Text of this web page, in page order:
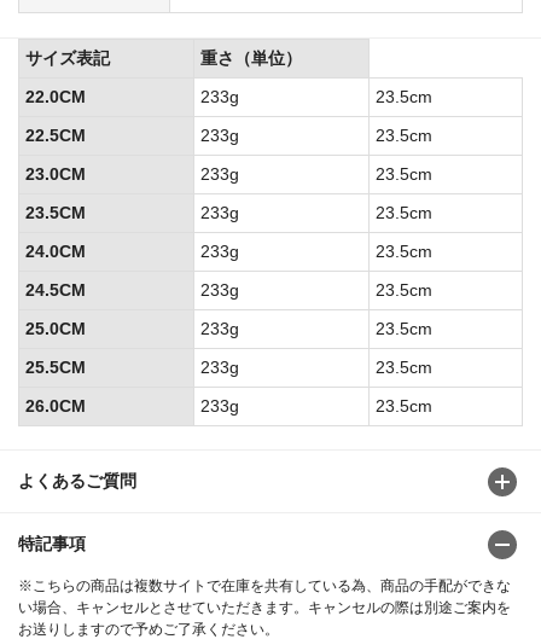
よくあるご質問
特記事項
※こちらの商品は複数サイトで在庫を共有している為、商品の手配ができな
い場合、キャンセルとさせていただきます。キャンセルの際は別途ご案内を
お送りしますので予めご了承ください。
サイズ表記
重さ（単位）
22.0CM
233g
23.5cm
22.5CM
233g
23.5cm
23.0CM
233g
23.5cm
23.5CM
233g
23.5cm
24.0CM
233g
23.5cm
24.5CM
233g
23.5cm
25.0CM
233g
23.5cm
25.5CM
233g
23.5cm
26.0CM
233g 23.5cm